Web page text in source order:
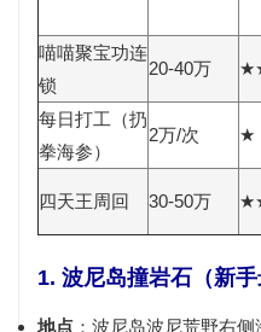
喵喵聚宝功连
锁
20-40万
每日打工（扔
拳海参）
2万/次 ★
四天王周回 30-50万
1. 波尼岛撞岩石（新手
地点 ：波尼岛波尼荒野右侧